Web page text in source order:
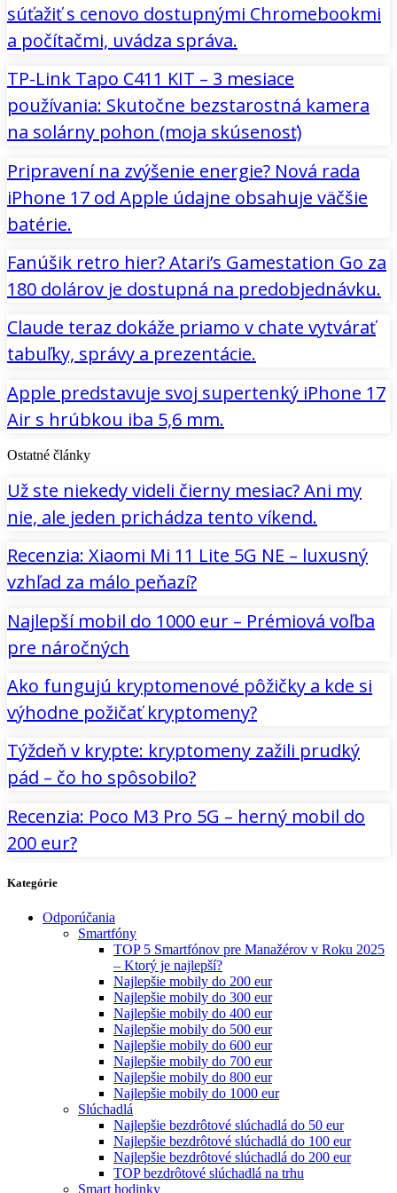
súťažiť s cenovo dostupnými Chromebookmi
a počítačmi, uvádza správa.
TP-Link Tapo C411 KIT – 3 mesiace
používania: Skutočne bezstarostná kamera
na solárny pohon (moja skúsenosť)
Pripravení na zvýšenie energie? Nová rada
iPhone 17 od Apple údajne obsahuje väčšie
batérie.
Fanúšik retro hier? Atari’s Gamestation Go za
180 dolárov je dostupná na predobjednávku.
Claude teraz dokáže priamo v chate vytvárať
tabuľky, správy a prezentácie.
Apple predstavuje svoj supertenký iPhone 17
Air s hrúbkou iba 5,6 mm.
Ostatné články
Už ste niekedy videli čierny mesiac? Ani my
nie, ale jeden prichádza tento víkend.
Recenzia: Xiaomi Mi 11 Lite 5G NE – luxusný
vzhľad za málo peňazí?
Najlepší mobil do 1000 eur – Prémiová voľba
pre náročných
Ako fungujú kryptomenové pôžičky a kde si
výhodne požičať kryptomeny?
Týždeň v krypte: kryptomeny zažili prudký
pád – čo ho spôsobilo?
Recenzia: Poco M3 Pro 5G – herný mobil do
200 eur?
Kategórie
Odporúčania
Smartfóny
TOP 5 Smartfónov pre Manažérov v Roku 2025
– Ktorý je najlepší?
Najlepšie mobily do 200 eur
Najlepšie mobily do 300 eur
Najlepšie mobily do 400 eur
Najlepšie mobily do 500 eur
Najlepšie mobily do 600 eur
Najlepšie mobily do 700 eur
Najlepšie mobily do 800 eur
Najlepšie mobily do 1000 eur
Slúchadlá
Najlepšie bezdrôtové slúchadlá do 50 eur
Najlepšie bezdrôtové slúchadlá do 100 eur
Najlepšie bezdrôtové slúchadlá do 200 eur
TOP bezdrôtové slúchadlá na trhu
Smart hodinky